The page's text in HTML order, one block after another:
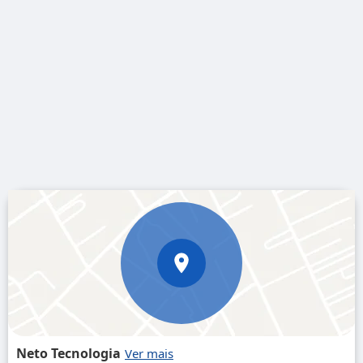
Neto Tecnologia